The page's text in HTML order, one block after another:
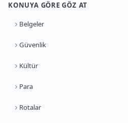
KONUYA GÖRE GÖZ AT
Belgeler
Güvenlik
Kültür
Para
Rotalar